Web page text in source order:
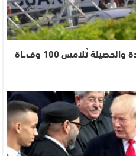
تُلامس 100 وف.ـاة